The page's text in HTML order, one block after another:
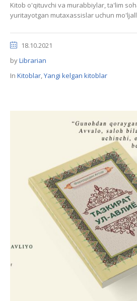
Kitob o'qituvchi va murabbiylar, ta'lim
yuritayotgan mutaxassislar uchun
18.10.2021
byLibrarian
In Kitoblar,Yangi kelgan kitoblar